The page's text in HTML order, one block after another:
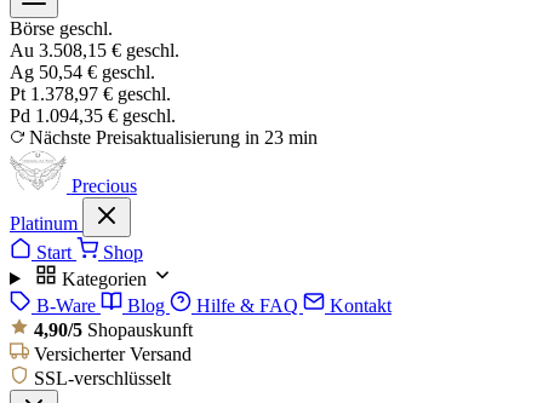
Börse geschl.
Au 3.508,15 € geschl.
Ag 50,54 € geschl.
Pt 1.378,97 € geschl.
Pd 1.094,35 € geschl.
Nächste Preisaktualisierung in 23 min
Precious
Platinum
Start
Shop
Kategorien
B-Ware
Blog Hilfe & FAQ
Kontakt
4,90/5 Shopauskunft
Versicherter Versand
SSL-verschlüsselt